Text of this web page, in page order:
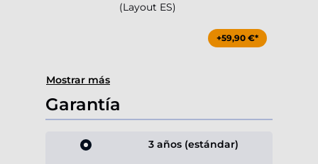
(Layout ES)
+59,90 €*
Mostrar más
Garantía
3 años (estándar)